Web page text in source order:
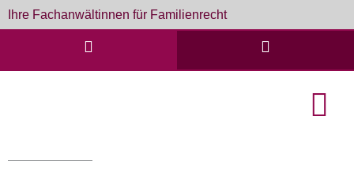
Zum
Inhalt
Ihre Fachanwältinnen für Familienrecht